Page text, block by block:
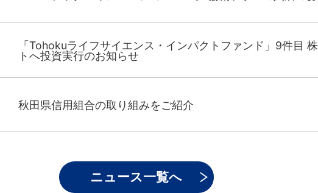
「Tohokuライフサイエンス・インパクトファンド」9件目
トへ投資実行のお知らせ
秋田県信用組合の取り組みをご紹介
ニュース一覧へ